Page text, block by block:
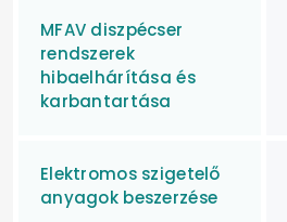
MFAV diszpécser
rendszerek
hibaelhárítása és
karbantartása
Elektromos szigetelő
anyagok beszerzése